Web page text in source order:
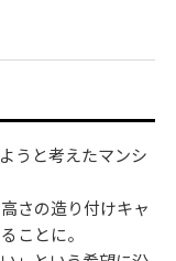
うと考えたマンシ
さの造り付けキャ
ことに。